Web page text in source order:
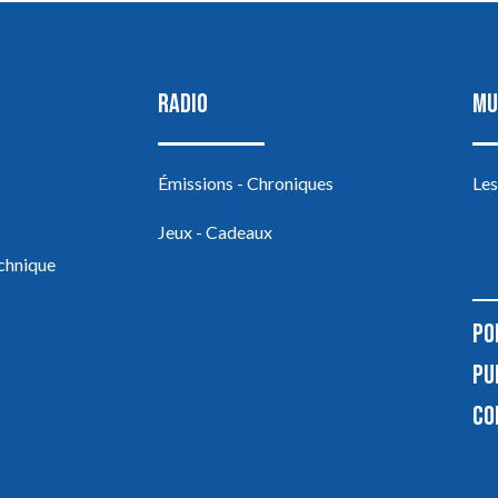
RADIO
Émissions - Chroniques
Jeux - Cadeaux